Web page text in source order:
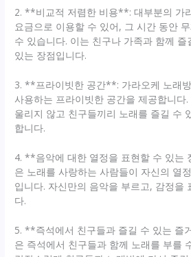
2. **비교적 저렴한 비용**: 대부분의 가
요금으로 이용할 수 있어, 그 시간 동안
수 있습니다. 이는 친구나 가족과 함께
있는 장점입니다.
3. **프라이빗한 공간**: 가라오케 노래
사용하는 프라이빗한 공간을 제공합니다
울리지 않고 친구들끼리 노래를 즐길 수
합니다.
4. **음악에 대한 열정을 표현할 수 있는
은 노래를 사랑하는 사람들이 자신의 열
입니다. 자신만의 음악을 부르고, 감정을
다.
5. **즉석에서 친구들과 즐길 수 있는 즐
은 즉석에서 친구들과 함께 노래를 부를